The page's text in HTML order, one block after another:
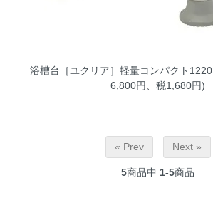
浴槽台［ユクリア］軽量コンパクト1220
6,800円、税1,680円)
« Prev Next »
5商品中 1-5商品